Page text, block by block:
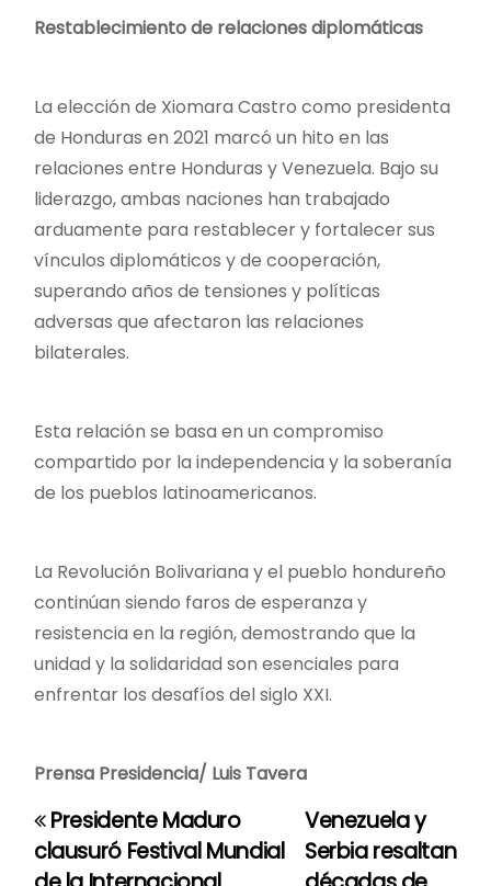
Restablecimiento de relaciones diplomáticas
La elección de Xiomara Castro como presidenta
de Honduras en 2021 marcó un hito en las
relaciones entre Honduras y Venezuela. Bajo su
liderazgo, ambas naciones han trabajado
arduamente para restablecer y fortalecer sus
vínculos diplomáticos y de cooperación,
superando años de tensiones y políticas
adversas que afectaron las relaciones
bilaterales.
Esta relación se basa en un compromiso
compartido por la independencia y la soberanía
de los pueblos latinoamericanos.
La Revolución Bolivariana y el pueblo hondureño
continúan siendo faros de esperanza y
resistencia en la región, demostrando que la
unidad y la solidaridad son esenciales para
enfrentar los desafíos del siglo XXI.
Prensa Presidencia/ Luis Tavera
N
a
Venezuela y
Serbia resaltan
Presidente Maduro
clausuró Festival Mundial